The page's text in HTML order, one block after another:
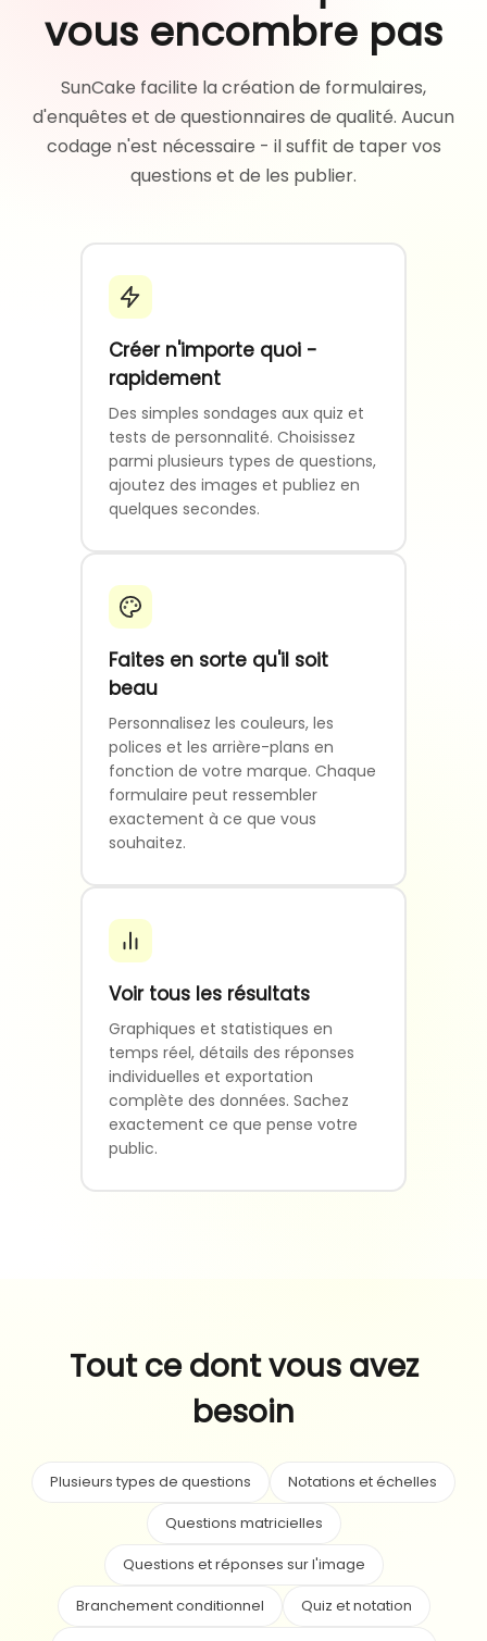
vous encombre pas
SunCake facilite la création de formulaires,
d'enquêtes et de questionnaires de qualité. Aucun
codage n'est nécessaire - il suffit de taper vos
questions et de les publier.
Créer n'importe quoi -
rapidement
Des simples sondages aux quiz et
tests de personnalité. Choisissez
parmi plusieurs types de questions,
ajoutez des images et publiez en
quelques secondes.
Faites en sorte qu'il soit
beau
Personnalisez les couleurs, les
polices et les arrière-plans en
fonction de votre marque. Chaque
formulaire peut ressembler
exactement à ce que vous
souhaitez.
Voir tous les résultats
Graphiques et statistiques en
temps réel, détails des réponses
individuelles et exportation
complète des données. Sachez
exactement ce que pense votre
public.
Tout ce dont vous avez
besoin
Plusieurs types de questions
Notations et échelles
Questions matricielles
Questions et réponses sur l'image
Branchement conditionnel
Quiz et notation